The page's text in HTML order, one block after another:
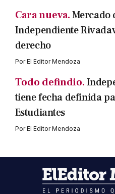
Cara nueva.Mercado
Independiente
derecho
PorEl Editor Mendoza
Todo defindio.
tiene fecha definida
Estudiantes
PorEl Editor Mendoza